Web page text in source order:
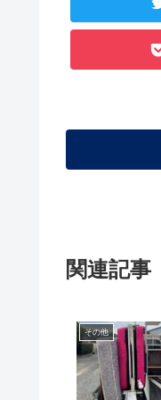
関連記事
その他